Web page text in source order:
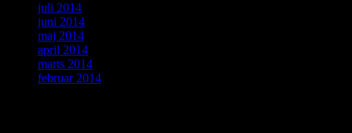
juli 2014
juni 2014
maj 2014
april 2014
marts 2014
februar 2014